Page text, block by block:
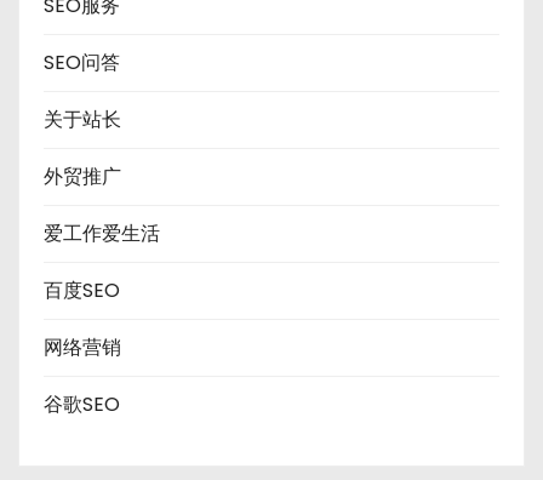
SEO问答
关于站长
外贸推广
爱工作爱生活
百度SEO
网络营销
谷歌SEO